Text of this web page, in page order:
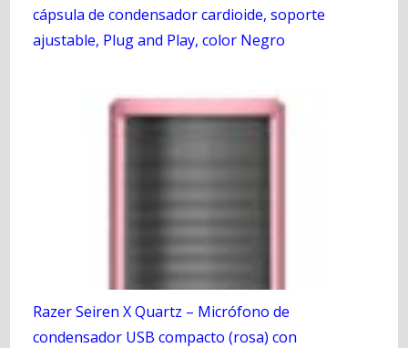
cápsula de condensador cardioide, soporte
ajustable, Plug and Play, color Negro
Razer Seiren X Quartz – Micrófono de
condensador USB compacto (rosa) con